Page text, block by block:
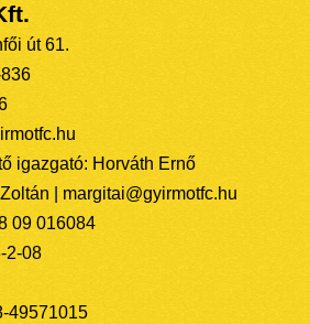
út 61.
igazgató: Horváth Ernő
| margitai@gyirmotfc.hu
09 016084
2-08
49571015